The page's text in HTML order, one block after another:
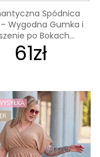
Spódnica
– Wygodna Gumka i
po Bokach...
61zł